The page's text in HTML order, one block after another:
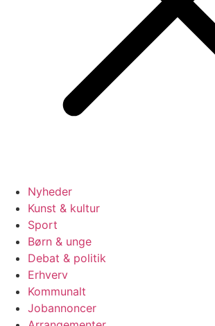
Nyheder
Kunst & kultur
Sport
Børn & unge
Debat & politik
Erhverv
Kommunalt
Jobannoncer